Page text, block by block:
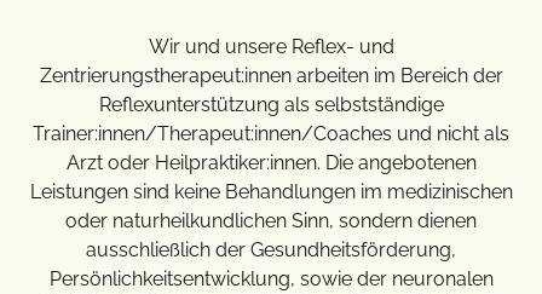
Wir und unsere Reflex- und
Zentrierungstherapeut:innen arbeiten im Bereich der
Reflexunterstützung als selbstständige
Trainer:innen/Therapeut:innen/Coaches und nicht als
Arzt oder Heilpraktiker:innen. Die angebotenen
Leistungen sind keine Behandlungen im medizinischen
oder naturheilkundlichen Sinn, sondern dienen
ausschließlich der Gesundheitsförderung,
Persönlichkeitsentwicklung, sowie der neuronalen